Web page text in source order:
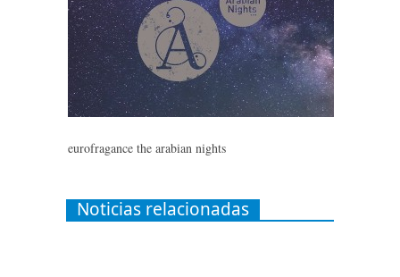
eurofragance the arabian nights
Noticias relacionadas